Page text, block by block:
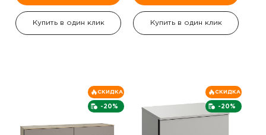
Купить в один клик Купить в один клик
-20%
СКИДКА
-20%
СКИДКА